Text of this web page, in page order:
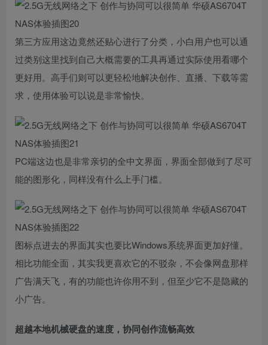
第三方应用这边竟然还贴心进行了分类，小白用户也可以通
过类别这里找到自己大概需要的工具再通过实际使用看哪个
更好用。高手们则可以更轻松地解决创作、直播、下载等需
求，使用体验可以说是非常愉快。
PC端这边也是非常亲切的全中文界面，界面全部做到了尽可
能的图形化，同样没有什么上手门槛。
图标点进去的界面其实也要比Windows系统界面更加好懂。
相比功能全面，其实我更喜欢它的不驳杂，不会像网盘那样
广告满天飞，有的功能也许你用不到，但至少它不是隐藏的
小广告。
超越本地机械硬盘的速度，协同创作流畅高效